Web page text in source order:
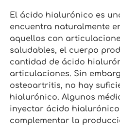
El ácido hialurónico es
encuentra naturalmente
aquellos con
saludables, el cuerpo
cantidad de ácido
articulaciones. Sin
osteoartritis, no hay
hialurónico. Algunos
inyectar ácido
complementar la